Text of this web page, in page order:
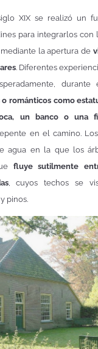
XIX se realizó un
para integrarlos con
la apertura de
. Diferentes
durante
románticos como
un banco o una
en el camino.
agua en la que los
fluye sutilmente
, cuyos techos se
pinos.